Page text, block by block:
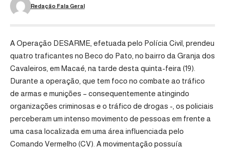
Redação Fala Geral
A Operação DESARME, efetuada pelo Polícia Civil, prendeu
quatro traficantes no Beco do Pato, no bairro da Granja dos
Cavaleiros, em Macaé, na tarde desta quinta-feira (19).
Durante a operação, que tem foco no combate ao tráfico
de armas e munições – consequentemente atingindo
organizações criminosas e o tráfico de drogas -, os policiais
perceberam um intenso movimento de pessoas em frente a
uma casa localizada em uma área influenciada pelo
Comando Vermelho (CV). A movimentação possuía